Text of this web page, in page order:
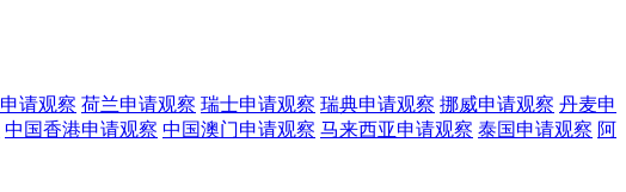
申请观察 荷兰申请观察 瑞士申请观察 瑞典申请观察 挪威申请观察 丹麦申
中国香港申请观察 中国澳门申请观察 马来西亚申请观察 泰国申请观察 阿